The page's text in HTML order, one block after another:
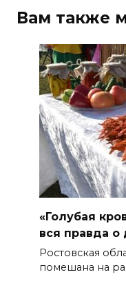
07 августа
Над
БПЛА
06 августа
Угостите
приметы
06 августа
Вам также
«Голубая
вся правда о
Ростовская
помешана на